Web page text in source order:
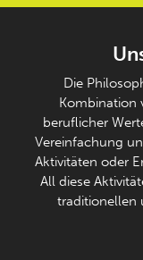
Die
Kombination
beruflicher
Vereinfachung
Aktivitäten oder
All diese
traditionellen